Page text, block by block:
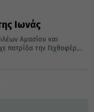
Ιωνάς
Αμασίου και
πατρίδα την Γεχθοφέρ,...